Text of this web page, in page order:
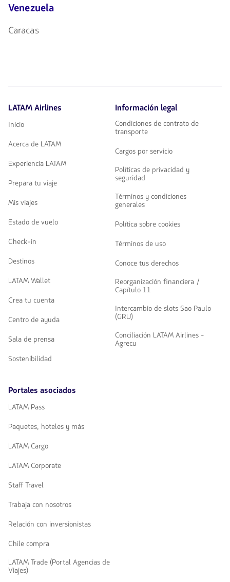
Venezuela
Caracas
LATAM Airlines
Inicio
Acerca de LATAM
Experiencia LATAM
Prepara tu viaje
Mis viajes
Estado de vuelo
Check-in
Destinos
LATAM Wallet
Crea tu cuenta
Centro de ayuda
Sala de prensa
Sostenibilidad
Información legal
Condiciones de contrato de
transporte
Cargos por servicio
Políticas de privacidad y
seguridad
Términos y condiciones
generales
Política sobre cookies
Términos de uso
Conoce tus derechos
Reorganización financiera /
Capítulo 11
Intercambio de slots Sao Paulo
(GRU)
Conciliación LATAM Airlines -
Agrecu
Portales asociados
LATAM Pass
Paquetes, hoteles y más
LATAM Cargo
LATAM Corporate
Staff Travel
Trabaja con nosotros
Relación con inversionistas
Chile compra
LATAM Trade (Portal Agencias de
Viajes)